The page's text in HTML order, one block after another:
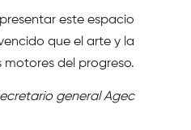
este espacio
que el arte y la
motores del progreso.
general Agec